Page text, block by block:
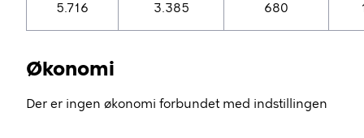
5.716 3.385 680
Økonomi
Der er ingen økonomi forbundet med indstillingen